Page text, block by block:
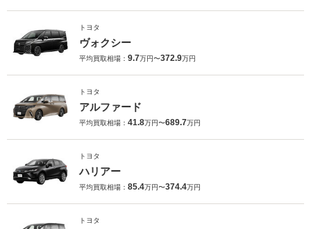
トヨタ
ヴォクシー
平均買取相場： 9.7万円〜372.9万円
トヨタ
アルファード
平均買取相場： 41.8万円〜689.7万円
トヨタ
ハリアー
平均買取相場： 85.4万円〜374.4万円
トヨタ